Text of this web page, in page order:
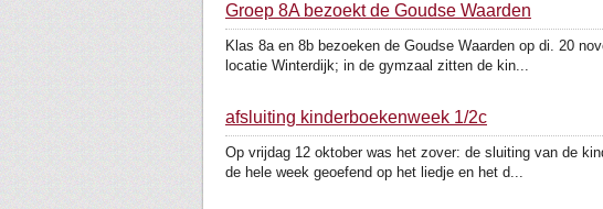
Groep 8A bezoekt de Goudse Waarden
Klas 8a en 8b bezoeken de Goudse Waarden op di. 20
locatie Winterdijk; in de gymzaal zitten de kin...
afsluiting kinderboekenweek 1/2c
Op vrijdag 12 oktober was het zover: de sluiting van de
de hele week geoefend op het liedje en het d...